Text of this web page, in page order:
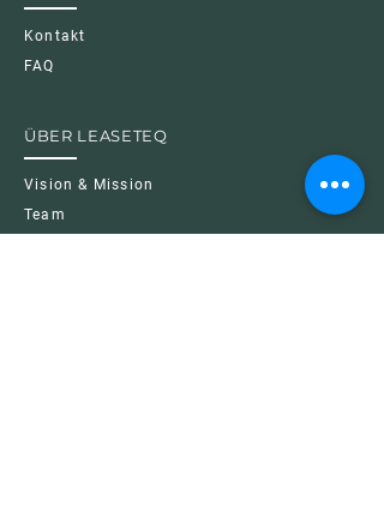
Kontakt
FAQ
ÜBER LEASETEQ
Vision & Mission
Team